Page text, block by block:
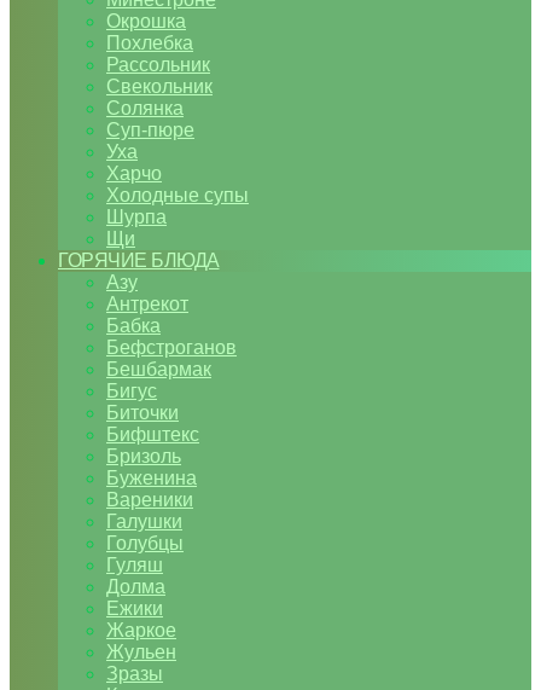
Окрошка
Похлебка
Рассольник
Свекольник
Солянка
Суп-пюре
Уха
Харчо
Холодные супы
Шурпа
Щи
ГОРЯЧИЕ БЛЮДА
Азу
Антрекот
Бабка
Бефстроганов
Бешбармак
Бигус
Биточки
Бифштекс
Бризоль
Буженина
Вареники
Галушки
Голубцы
Гуляш
Долма
Ежики
Жаркое
Жульен
Зразы